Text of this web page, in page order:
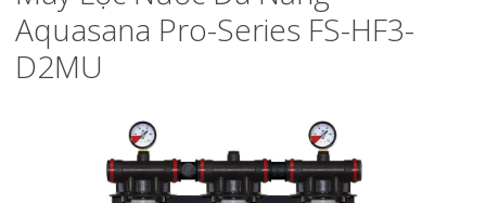
Aquasana Pro-Series FS-HF3-
D2MU